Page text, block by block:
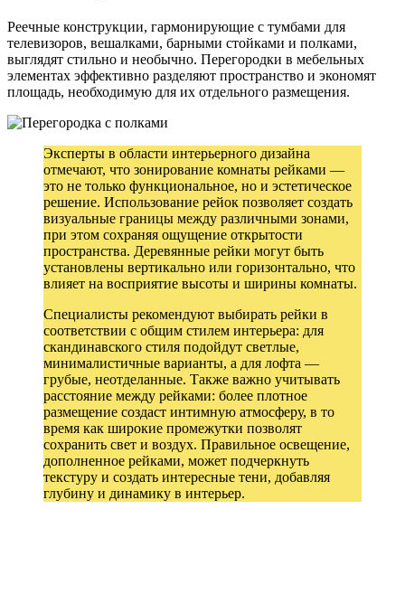
Реечные конструкции, гармонирующие с тумбами для
телевизоров, вешалками, барными стойками и полками,
выглядят стильно и необычно. Перегородки в мебельных
элементах эффективно разделяют пространство и экономят
площадь, необходимую для их отдельного размещения.
Эксперты в области интерьерного дизайна
отмечают, что зонирование комнаты рейками —
это не только функциональное, но и эстетическое
решение. Использование рейок позволяет создать
визуальные границы между различными зонами,
при этом сохраняя ощущение открытости
пространства. Деревянные рейки могут быть
установлены вертикально или горизонтально, что
влияет на восприятие высоты и ширины комнаты.
Специалисты рекомендуют выбирать рейки в
соответствии с общим стилем интерьера: для
скандинавского стиля подойдут светлые,
минималистичные варианты, а для лофта —
грубые, неотделанные. Также важно учитывать
расстояние между рейками: более плотное
размещение создаст интимную атмосферу, в то
время как широкие промежутки позволят
сохранить свет и воздух. Правильное освещение,
дополненное рейками, может подчеркнуть
текстуру и создать интересные тени, добавляя
глубину и динамику в интерьер.